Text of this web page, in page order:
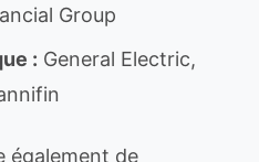
Group
: General Electric,
également de